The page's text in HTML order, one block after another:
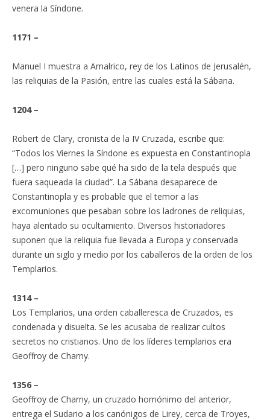
venera la Síndone.
1171 –
Manuel I muestra a Amalrico, rey de los Latinos de Jerusalén,
las reliquias de la Pasión, entre las cuales está la Sábana.
1204 –
Robert de Clary, cronista de la IV Cruzada, escribe que:
“Todos los Viernes la Síndone es expuesta en Constantinopla
[…] pero ninguno sabe qué ha sido de la tela después que
fuera saqueada la ciudad”. La Sábana desaparece de
Constantinopla y es probable que el temor a las
excomuniones que pesaban sobre los ladrones de reliquias,
haya alentado su ocultamiento. Diversos historiadores
suponen que la reliquia fue llevada a Europa y conservada
durante un siglo y medio por los caballeros de la orden de los
Templarios.
1314 –
Los Templarios, una orden caballeresca de Cruzados, es
condenada y disuelta. Se les acusaba de realizar cultos
secretos no cristianos. Uno de los líderes templarios era
Geoffroy de Charny.
1356 –
Geoffroy de Charny, un cruzado homónimo del anterior,
entrega el Sudario a los canónigos de Lirey, cerca de Troyes,